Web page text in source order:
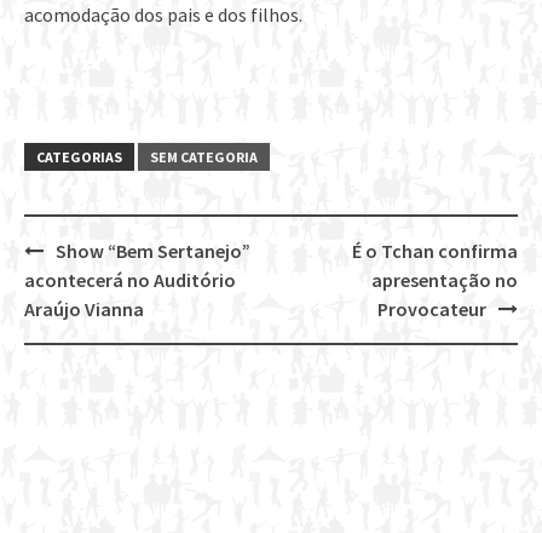
acomodação dos pais e dos filhos.
CATEGORIAS SEM CATEGORIA
Post
navigation
É o Tchan confirma
apresentação no
Provocateur
Show “Bem Sertanejo”
acontecerá no Auditório
Araújo Vianna